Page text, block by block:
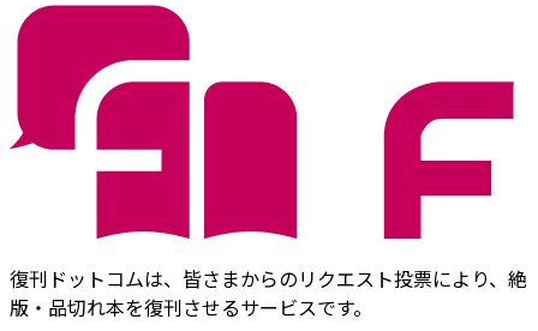
復刊ドットコムは、皆さまからのリクエスト投票により、絶
版・品切れ本を復刊させるサービスです。